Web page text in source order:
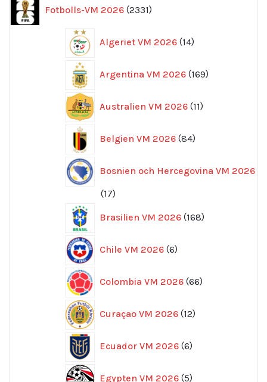
Fotbolls-VM 2026 2331
produkter
Algeriet VM 2026 14
produkter
Argentina VM 2026 169
produkter
Australien VM 2026 11
produkter
Belgien VM 2026 84
produkter
Bosnien och Hercegovina VM 2026
1717
Brasilien VM 2026 168
produkter
Chile VM 2026 6
produkter
Colombia VM 2026 66
produkter
Curaçao VM 2026 12
produkter
Ecuador VM 2026 6
produkter
Egypten VM 2026 5